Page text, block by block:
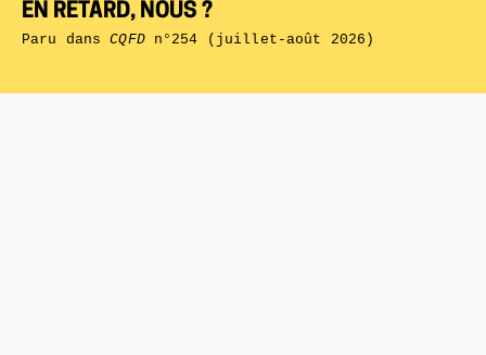
EN RETARD, NOUS ?
Paru dansCQFDn°254 (juillet-août 2026)